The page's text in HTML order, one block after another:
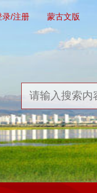
录/注册 蒙古文版